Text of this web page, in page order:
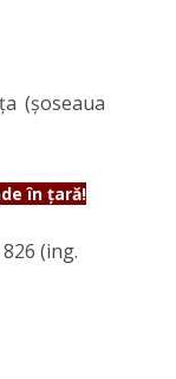
(șoseaua
în țară!
(ing.